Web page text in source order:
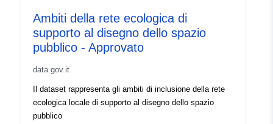
Ambiti della rete ecologica di
supporto al disegno dello spazio
pubblico - Approvato
data.gov.it
Il dataset rappresenta gli ambiti di inclusione della rete
ecologica locale di supporto al disegno dello spazio
pubblico